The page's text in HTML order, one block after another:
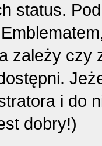
status.
zależy czy
i do
dobry!)